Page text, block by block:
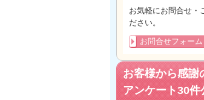
お気軽にお問合せ・
ださい。
お問合せフォーム
お客様から感謝
アンケート30件